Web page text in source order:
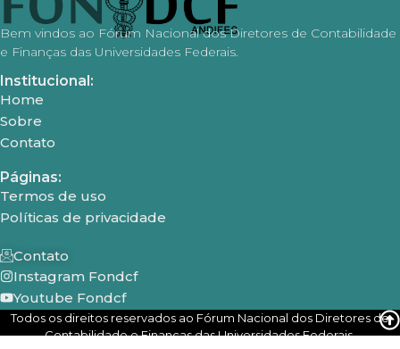
Bem vindos ao Fórum Nacional dos Diretores de Contabilidade
e Finanças das Universidades Federais.
Institucional:
Home
Sobre
Contato
Páginas:
Termos de uso
Políticas de privacidade
Contato
Instagram Fondcf
Youtube Fondcf
Todos os direitos reservados ao Fórum Nacional dos Diretores de
Contabilidade e Finanças das Universidades Federais.